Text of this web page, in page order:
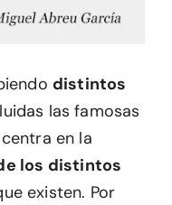
distintos
las famosas
en la
los distintos
existen. Por